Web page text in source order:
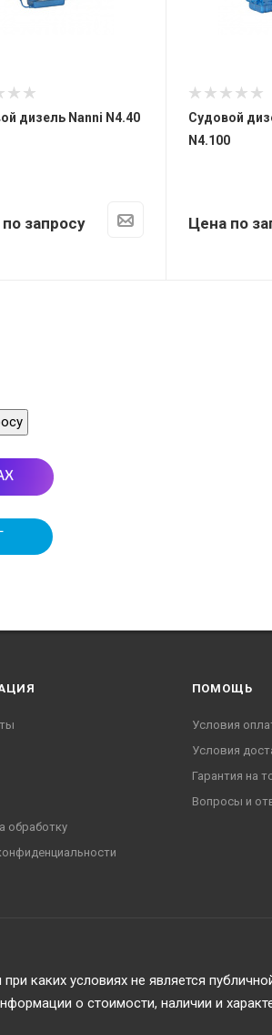
дизель Nanni N4.40
запросу
Судовой
N4.100
Цена по
обработку
ПОМОЩЬ
Условия
Условия
Гарантия на
Вопросы и
каких условиях не является
о стоимости, наличии и